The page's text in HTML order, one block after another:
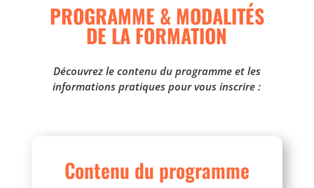
PROGRAMME & MODALITÉS
DE LA FORMATION
Découvrez le contenu du programme et les
informations pratiques pour vous inscrire :
Contenu du programme